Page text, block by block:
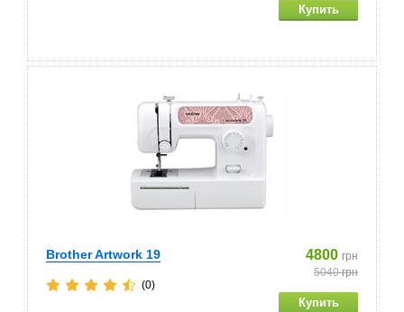
Brother Artwork 19 4800 грн
5040грн
(0)